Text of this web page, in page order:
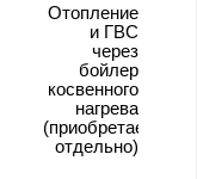
Отопление
и ГВС
через
бойлер
косвенного
нагрева
(приобретается
отдельно)